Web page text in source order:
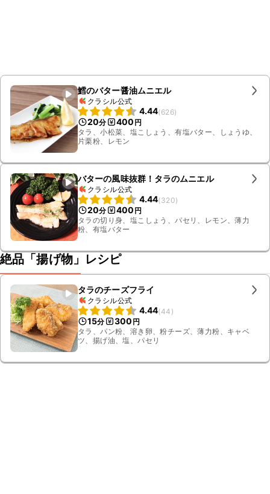
鱈のバター醤油ムニエル
クラシル公式
4.44(626)
20分 400 円
タラ、小松菜、塩こしょう、有塩バター、しょうゆ、
片栗粉、レモン
バターの風味抜群！タラのムニエル
クラシル公式
4.44(320)
20分 400 円
タラの切り身、塩こしょう、パセリ、レモン、薄力
粉、有塩バター
絶品「揚げ物」レシピ
タラのチーズフライ
クラシル公式
4.44(44 )
15分 300 円
タラ、パン粉、溶き卵、粉チーズ、薄力粉、キャベ
ツ、揚げ油、塩、パセリ